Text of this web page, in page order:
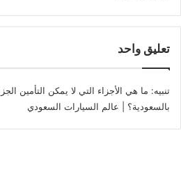
تعليق واحد
تنبيه: ما هي الأجزاء التي لا يمكن التأمين
بالسعودية؟ | عالم السيارات السعودي